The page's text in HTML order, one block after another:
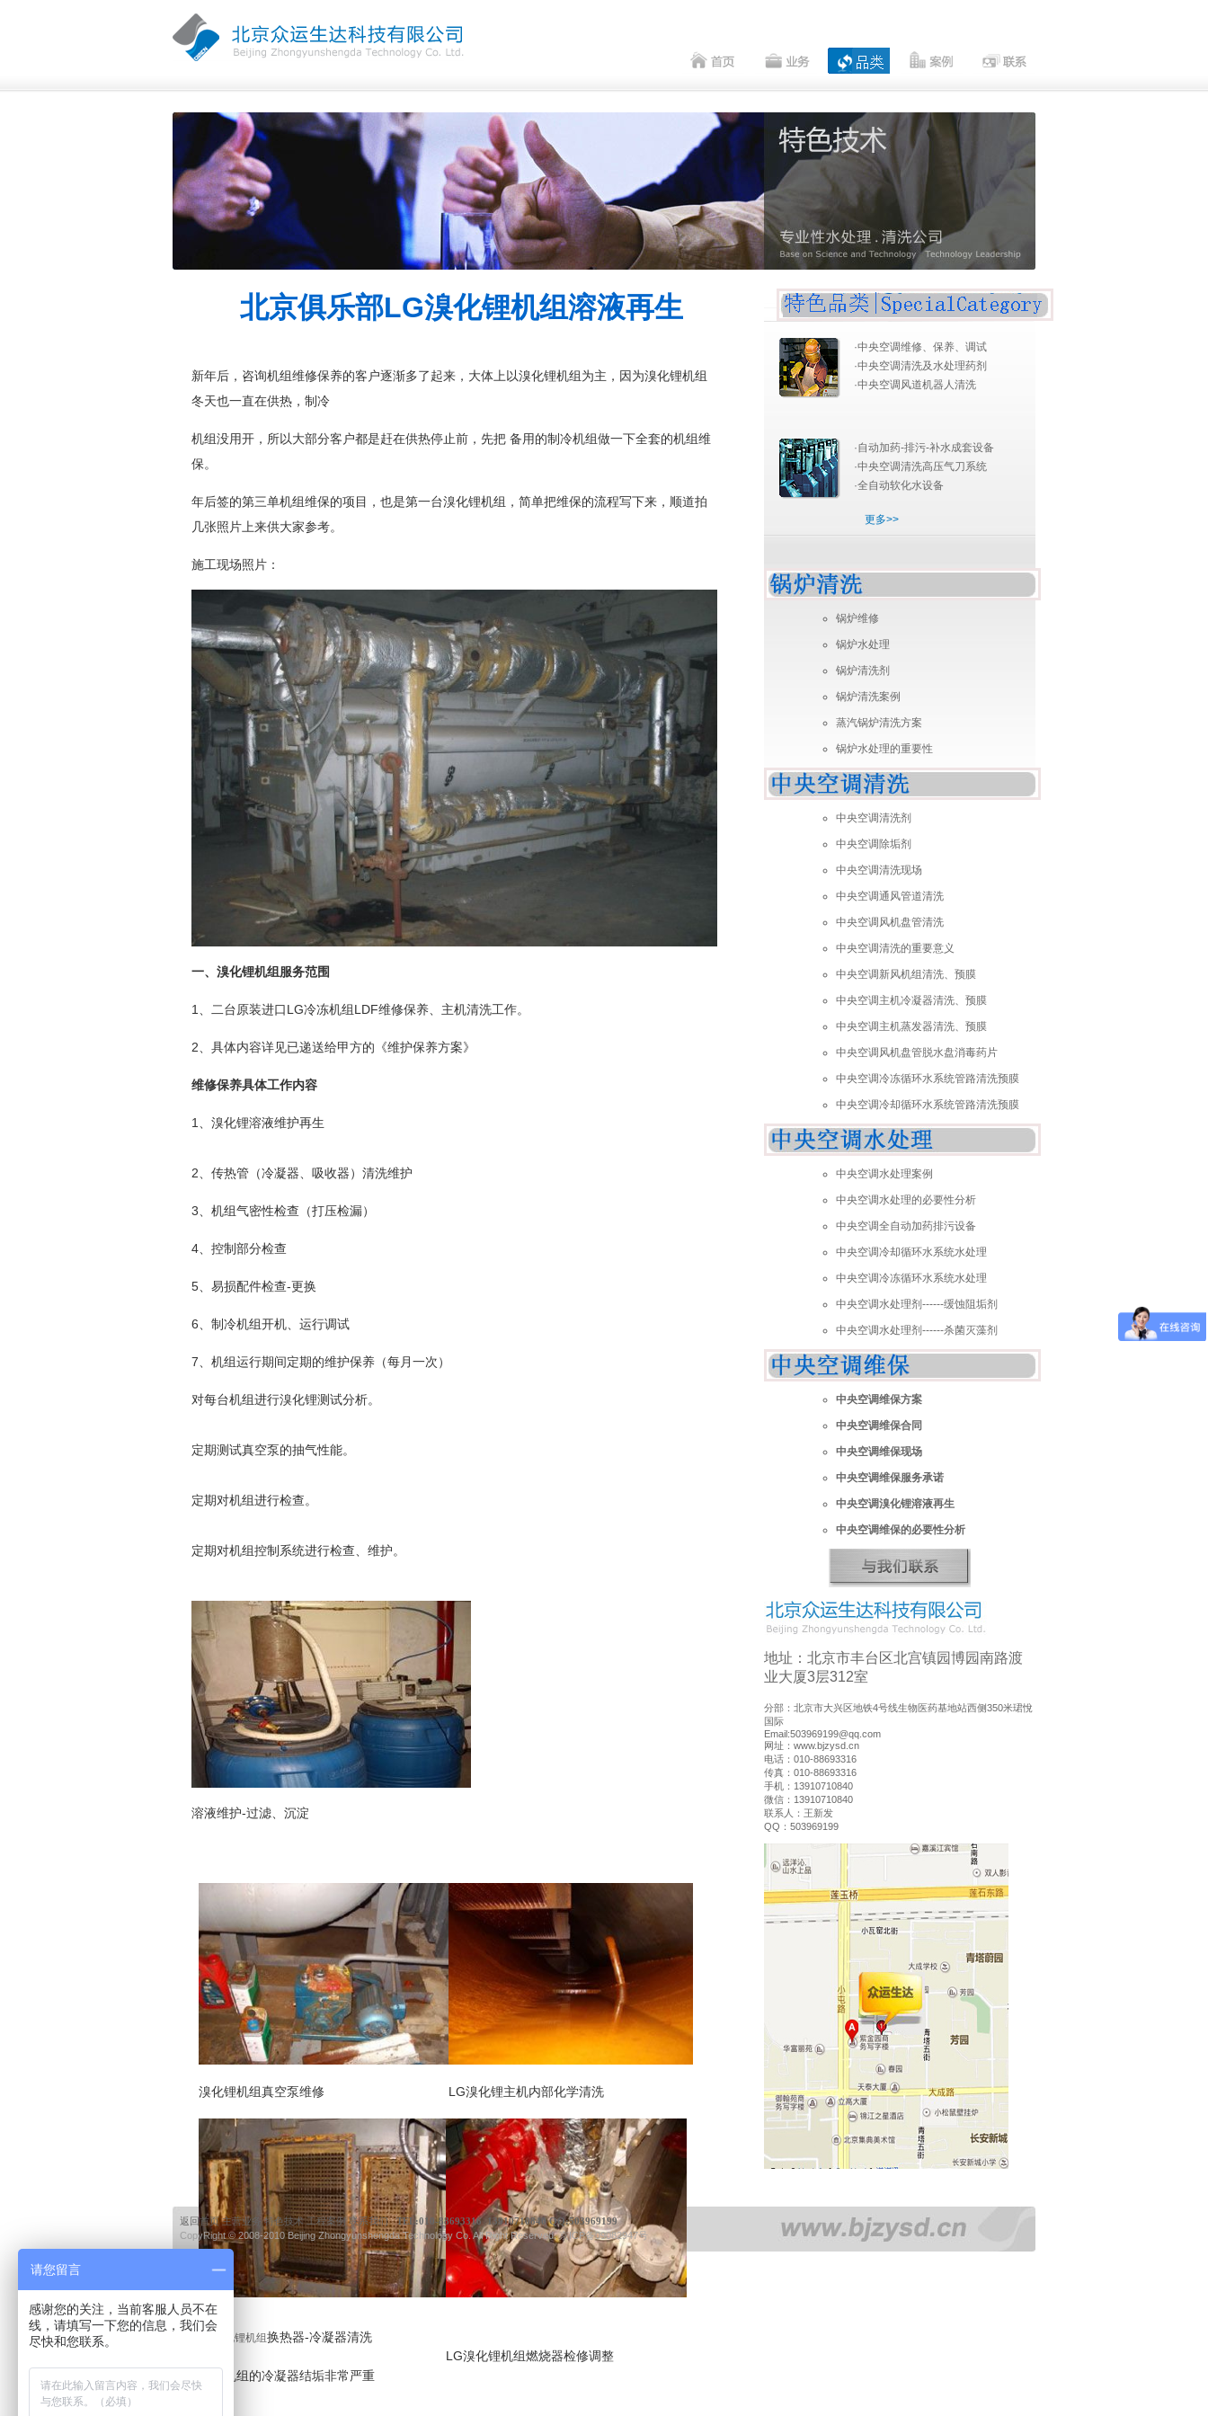
·中央空调维修、保养、调试
·中央空调清洗及水处理药剂
·中央空调风道机器人清洗
·自动加药-排污-补水成套设备
·中央空调清洗高压气刀系统
·全自动软化水设备
更多>>
锅炉维修
锅炉水处理
锅炉清洗剂
锅炉清洗案例
蒸汽锅炉清洗方案
锅炉水处理的重要性
中央空调清洗剂
中央空调除垢剂
中央空调清洗现场
中央空调通风管道清洗
中央空调风机盘管清洗
中央空调清洗的重要意义
中央空调新风机组清洗、预膜
中央空调主机冷凝器清洗、预膜
中央空调主机蒸发器清洗、预膜
中央空调风机盘管脱水盘消毒药片
中央空调冷冻循环水系统管路清洗预膜
中央空调冷却循环水系统管路清洗预膜
中央空调水处理案例
中央空调水处理的必要性分析
中央空调全自动加药排污设备
中央空调冷却循环水系统水处理
中央空调冷冻循环水系统水处理
中央空调水处理剂------缓蚀阻垢剂
中央空调水处理剂------杀菌灭藻剂
中央空调维保方案
中央空调维保合同
中央空调维保现场
中央空调维保服务承诺
中央空调溴化锂溶液再生
中央空调维保的必要性分析
地址：北京市丰台区北宫镇园博园南路渡
业大厦3层312室
分部：北京市大兴区地铁4号线生物医药基地站西侧350米珺悅
国际
Email:503969199@qq.com
网址：www.bjzysd.cn
电话：010-88693316
传真：010-88693316
手机：13910710840
微信：13910710840
联系人：王新发
QQ：503969199
北京俱乐部LG溴化锂机组溶液再生
新年后，咨询机组维修保养的客户逐渐多了起来，大体上以溴化锂机组为主，因为溴化锂机组
冬天也一直在供热，制冷
机组没用开，所以大部分客户都是赶在供热停止前，先把 备用的制冷机组做一下全套的机组维
保。
年后签的第三单机组维保的项目，也是第一台溴化锂机组，简单把维保的流程写下来，顺道拍
几张照片上来供大家参考。
施工现场照片：
一、溴化锂机组服务范围
1、二台原装进口LG冷冻机组LDF维修保养、主机清洗工作。
2、具体内容详见已递送给甲方的《维护保养方案》
维修保养具体工作内容
1、溴化锂溶液维护再生
2、传热管（冷凝器、吸收器）清洗维护
3、机组气密性检查（打压检漏）
4、控制部分检查
5、易损配件检查-更换
6、制冷机组开机、运行调试
7、机组运行期间定期的维护保养（每月一次）
对每台机组进行溴化锂测试分析。
定期测试真空泵的抽气性能。
定期对机组进行检查。
定期对机组控制系统进行检查、维护。
溶液维护-过滤、沉淀
溴化锂机组真空泵维修 LG溴化锂主机内部化学清洗
LG溴化锂机组换热器-冷凝器清洗
这台机组的冷凝器结垢非常严重
LG溴化锂机组燃烧器检修调整
返回首页 主营业务 特色技术 工程案例 联系我们 TEL:010-88693316 13910710840 QQ:503969199
CopyRight © 2008-2010 Beijing Zhongyunshengda Technology Co. All Right Reserved. 京ICP备09082947号
百度统计
请您留言
感谢您的关注，当前客服人员不在
线，请填写一下您的信息，我们会
尽快和您联系。